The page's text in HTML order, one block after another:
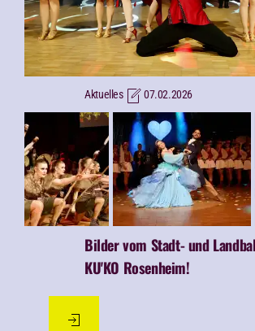
Aktuelles 07.02.2026
Bilder vom Stadt- und
KU'KO Rosenheim!